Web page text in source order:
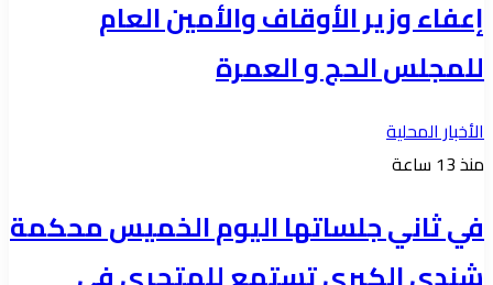
إعفاء وزير الأوقاف والأمين العام
للمجلس الحج و العمرة
الأخبار المحلية
منذ 13 ساعة
في ثاني جلساتها اليوم الخميس محكمة